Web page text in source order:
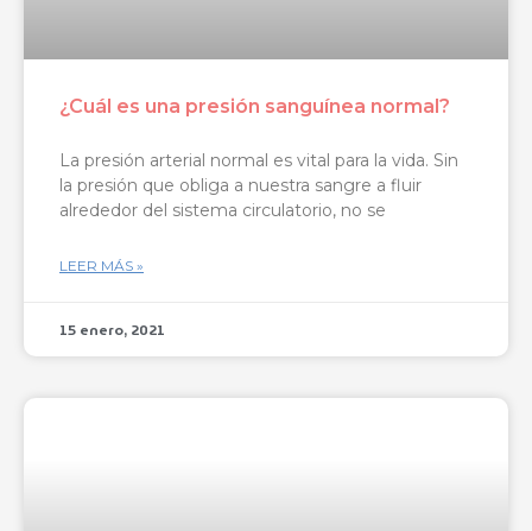
¿Cuál es una presión sanguínea normal?
La presión arterial normal es vital para la vida. Sin
la presión que obliga a nuestra sangre a fluir
alrededor del sistema circulatorio, no se
LEER MÁS »
15 enero, 2021